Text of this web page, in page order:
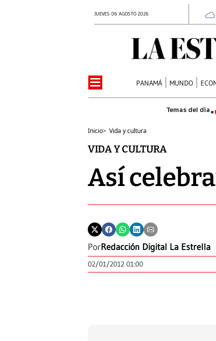
JUEVES 06 AGOSTO 2026
PANAMÁ MUNDO
Inicio> Vida y cultura
VIDA Y CULTURA
Así
PorRedacción Digital La Estrella
02/01/2012 01:00